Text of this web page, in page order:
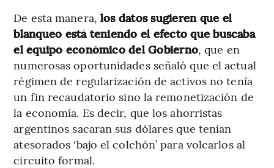
De esta manera, los datos sugieren que el
blanqueo está teniendo el efecto que buscaba
el equipo económico del Gobierno, que en
numerosas oportunidades señaló que el actual
régimen de regularización de activos no tenía
un fin recaudatorio sino la remonetización de
la economía. Es decir, que los ahorristas
argentinos sacaran sus dólares que tenían
atesorados ‘bajo el colchón’ para volcarlos al
circuito formal.